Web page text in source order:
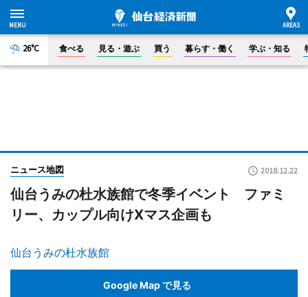
26°C 食べる 見る・遊ぶ 買う 暮らす・働く 学ぶ・知る
ニュース地図 2018.12.22
仙台うみの杜水族館で冬季イベント ファミ
リー、カップル向けXマス企画も
仙台うみの杜水族館
Google Map で見る